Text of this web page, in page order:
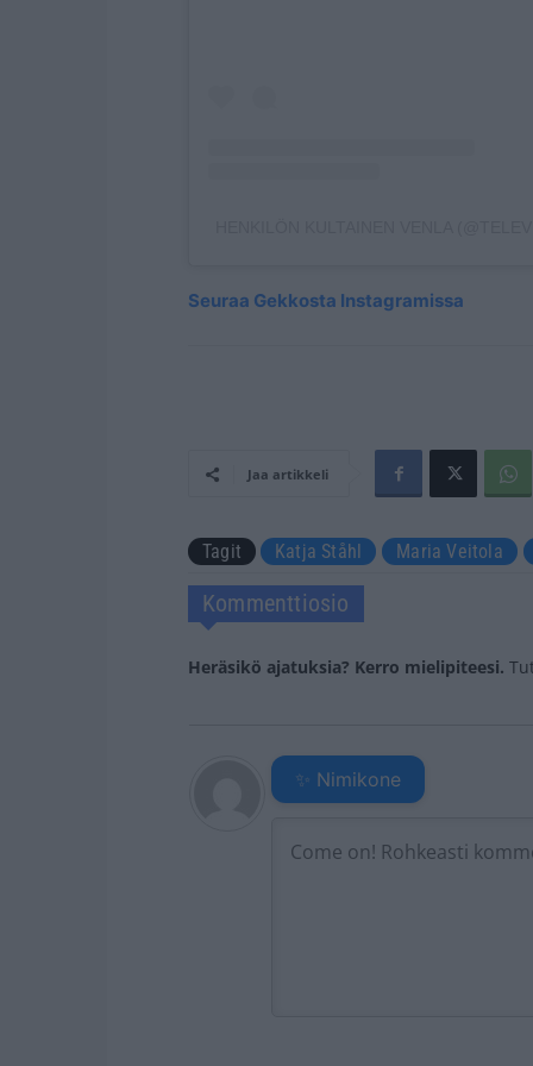
Seuraa Gekkosta Instagramissa
Jaa artikkeli
Tagit Katja Ståhl Maria Veitola
Kommenttiosio
Heräsikö ajatuksia? Kerro mielipiteesi.
✨ Nimikone